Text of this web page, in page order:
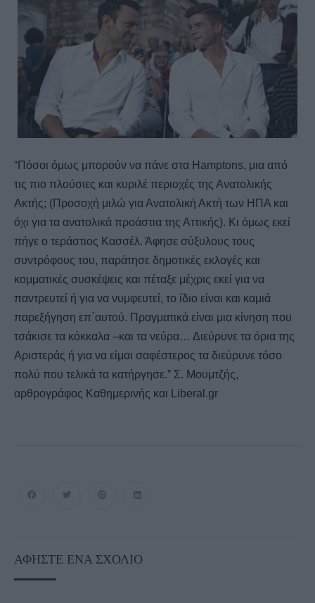
“Πόσοι όμως μπορούν να πάνε στα Hamptons, μια από
τις πιο πλούσιες και κυριλέ περιοχές της Ανατολικής
Ακτής; (Προσοχή μιλώ για Ανατολική Ακτή των ΗΠΑ και
όχι για τα ανατολικά προάστια της Αττικής). Κι όμως εκεί
πήγε ο τεράστιος Κασσέλ. Άφησε σύξυλους τους
συντρόφους του, παράτησε δημοτικές εκλογές και
κομματικές συσκέψεις και πέταξε μέχρις εκεί για να
παντρευτεί ή για να νυμφευτεί, το ίδιο είναι και καμιά
παρεξήγηση επ΄αυτού. Πραγματικά είναι μια κίνηση που
τσάκισε τα κόκκαλα –και τα νεύρα… Διεύρυνε τα όρια της
Αριστεράς ή για να είμαι σαφέστερος τα διεύρυνε τόσο
πολύ που τελικά τα κατήργησε.” Σ. Μουμτζής,
αρθρογράφος Καθημερινής και Liberal.gr
ΑΦΉΣΤΕ ΈΝΑ ΣΧΌΛΙΟ